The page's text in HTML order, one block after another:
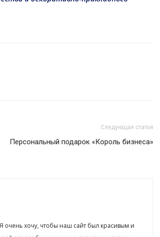
Следующая статья
Персональный подарок «Король бизнеса»
очень хочу, чтобы наш сайт был красивым и